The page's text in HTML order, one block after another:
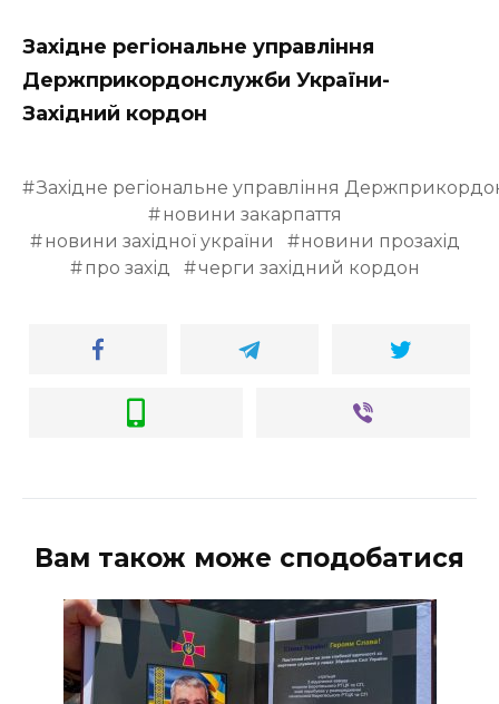
Західне регіональне управління
Держприкордонслужби України-
Західний кордон
Західне регіональне управління
новини закарпаття
новини західної україни
новини прозахід
про захід
черги західний кордон
Вам також може сподобатися